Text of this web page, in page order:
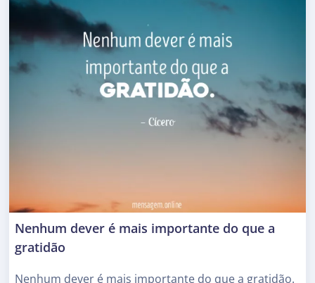
Nenhum dever é mais importante do que a
gratidão
Nenhum dever é mais importante do que a gratidão.